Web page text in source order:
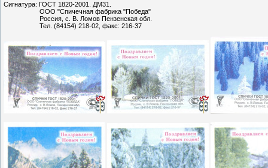
Сигнатура: ГОСТ 1820-2001. ДМ31.
ООО "Спичечная фабрика "Победа"
Россия, с. В. Ломов Пензенская обл.
Тел. (84154) 218-02, факс: 216-37